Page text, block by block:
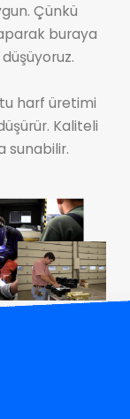
Çünkü
buraya
harf üretimi
Kaliteli
sunabilir.